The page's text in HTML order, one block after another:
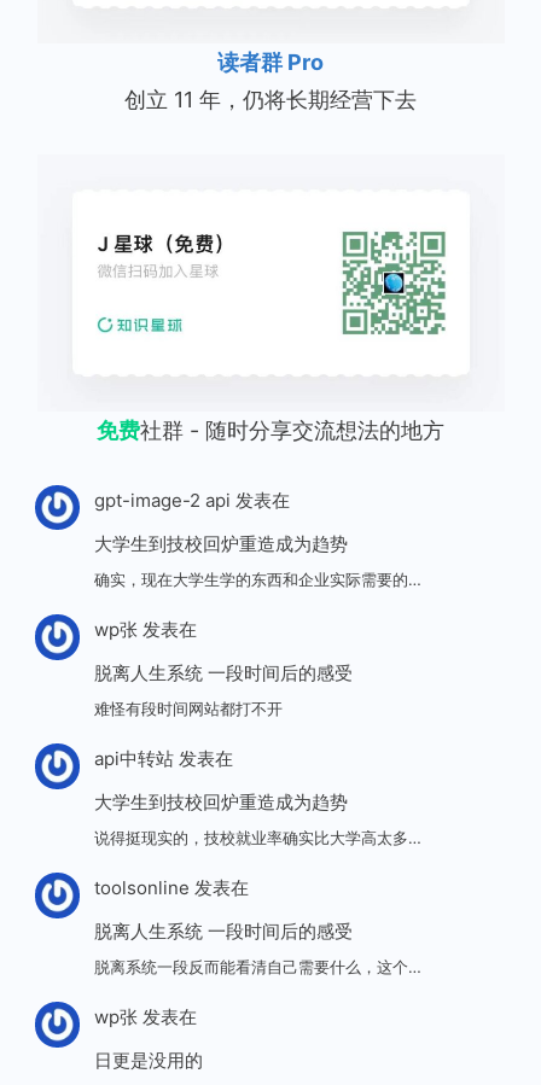
读者群 Pro
创立 11 年，仍将长期经营下去
免费社群 - 随时分享交流想法的地方
gpt-image-2 api 发表在
大学生到技校回炉重造成为趋势
确实，现在大学生学的东西和企业实际需要的…
wp张发表在
脱离人生系统 一段时间后的感受
难怪有段时间网站都打不开
api中转站发表在
大学生到技校回炉重造成为趋势
说得挺现实的，技校就业率确实比大学高太多…
toolsonline 发表在
脱离人生系统 一段时间后的感受
脱离系统一段反而能看清自己需要什么，这个…
wp张发表在
日更是没用的